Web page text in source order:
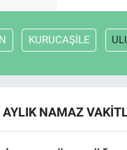
KURUCAŞİLE
AYLIK NAMAZ